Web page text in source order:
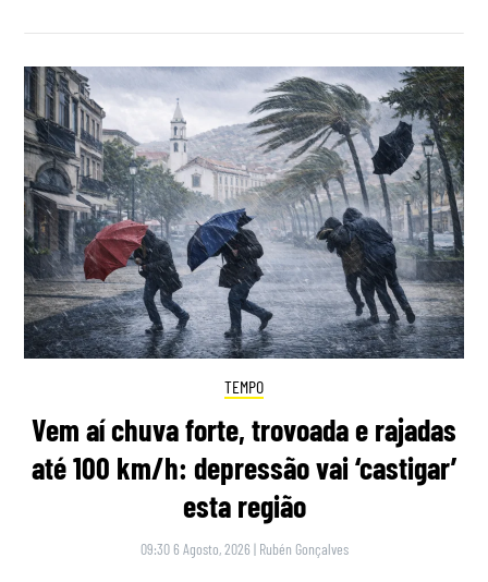
TEMPO
Vem aí chuva forte, trovoada e rajadas
até 100 km/h: depressão vai ‘castigar’
esta região
09:30 6 Agosto, 2026 | Rubén Gonçalves